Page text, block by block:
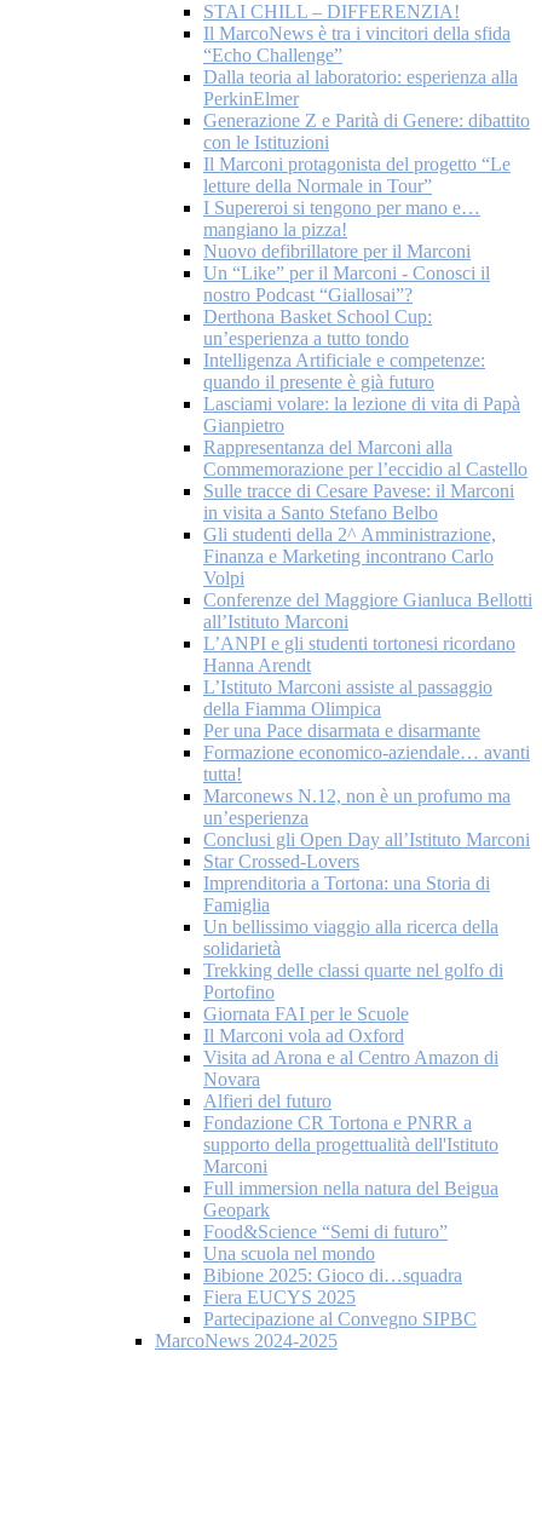
STAI CHILL – DIFFERENZIA!
Il MarcoNews è tra i vincitori della sfida
“Echo Challenge”
Dalla teoria al laboratorio: esperienza alla
PerkinElmer
Generazione Z e Parità di Genere: dibattito
con le Istituzioni
Il Marconi protagonista del progetto “Le
letture della Normale in Tour”
I Supereroi si tengono per mano e…
mangiano la pizza!
Nuovo defibrillatore per il Marconi
Un “Like” per il Marconi - Conosci il
nostro Podcast “Giallosai”?
Derthona Basket School Cup:
un’esperienza a tutto tondo
Intelligenza Artificiale e competenze:
quando il presente è già futuro
Lasciami volare: la lezione di vita di Papà
Gianpietro
Rappresentanza del Marconi alla
Commemorazione per l’eccidio al Castello
Sulle tracce di Cesare Pavese: il Marconi
in visita a Santo Stefano Belbo
Gli studenti della 2^ Amministrazione,
Finanza e Marketing incontrano Carlo
Volpi
Conferenze del Maggiore Gianluca Bellotti
all’Istituto Marconi
L’ANPI e gli studenti tortonesi ricordano
Hanna Arendt
L’Istituto Marconi assiste al passaggio
della Fiamma Olimpica
Per una Pace disarmata e disarmante
Formazione economico-aziendale… avanti
tutta!
Marconews N.12, non è un profumo ma
un’esperienza
Conclusi gli Open Day all’Istituto Marconi
Star Crossed-Lovers
Imprenditoria a Tortona: una Storia di
Famiglia
Un bellissimo viaggio alla ricerca della
solidarietà
Trekking delle classi quarte nel golfo di
Portofino
Giornata FAI per le Scuole
Il Marconi vola ad Oxford
Visita ad Arona e al Centro Amazon di
Novara
Alfieri del futuro
Fondazione CR Tortona e PNRR a
supporto della progettualità dell'Istituto
Marconi
Full immersion nella natura del Beigua
Geopark
Food&Science “Semi di futuro”
Una scuola nel mondo
Bibione 2025: Gioco di…squadra
Fiera EUCYS 2025
Partecipazione al Convegno SIPBC
MarcoNews 2024-2025